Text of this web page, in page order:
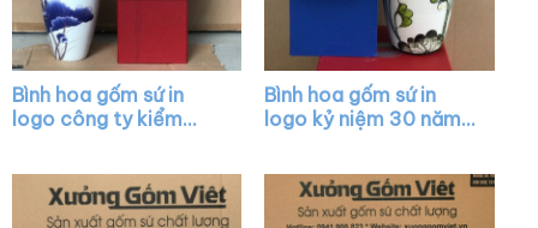
Bình hoa gốm sứ in
logo công ty kiểm
xanh viền kim XG-
LH07
Bình hoa gốm sứ in
logo kỷ niệm 30 năm
LH12